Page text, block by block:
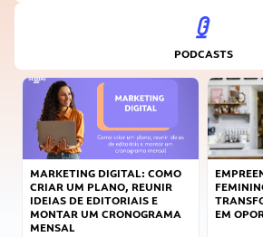
PODCASTS
MARKETING DIGITAL: COMO
CRIAR UM PLANO, REUNIR
IDEIAS DE EDITORIAIS E
MONTAR UM CRONOGRAMA
MENSAL
EM